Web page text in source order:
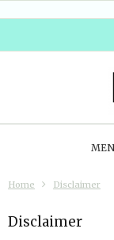
Home Disclaimer
Disclaimer